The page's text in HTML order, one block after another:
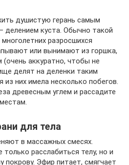
душистую герань самым
делением куста. Обычно такой
разросшихся
или вынимают из горшка,
аккуратно, чтобы не
делят на деленки таким
них имела несколько побегов.
древесным углем и рассадите
для тела
в массажных смесях.
расслабиться телу, но и
покрову. Эфир питает, смягчает